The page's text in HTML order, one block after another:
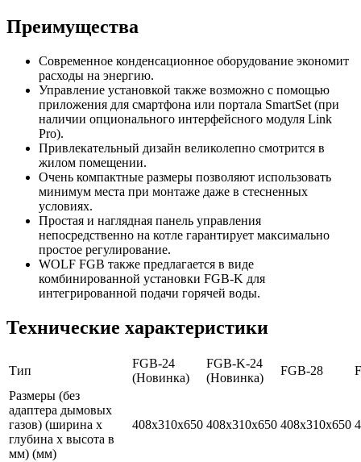
Преимущества
Современное конденсационное оборудование экономит
расходы на энергию.
Управление установкой также возможно с помощью
приложения для смартфона или портала SmartSet (при
наличии опционального интерфейсного модуля Link
Pro).
Привлекательный дизайн великолепно смотрится в
жилом помещении.
Очень компактные размеры позволяют использовать
минимум места при монтаже даже в стесненных
условиях.
Простая и наглядная панель управления
непосредственно на котле гарантирует максимально
простое регулирование.
WOLF FGB также предлагается в виде
комбинированной установки FGB-K для
интегрированной подачи горячей воды.
Технические характеристики
Тип
FGB-24
(Новинка)
FGB-K-24
(Новинка)
FGB-28
Размеры (без
адаптера дымовых
газов) (ширина х
глубина х высота в
мм) (мм)
408x310x650 408x310x650 408x310x650